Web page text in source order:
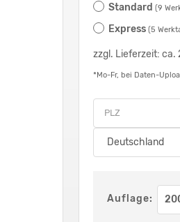
Standard (9
Express (5
zzgl. Lieferzeit: ca.
*Mo-Fr, bei Daten-
Auflage: